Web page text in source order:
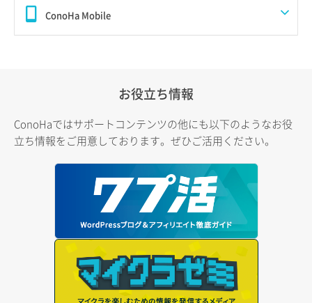
ConoHa Mobile
お役立ち情報
ConoHaではサポートコンテンツの他にも以下のようなお役
立ち情報をご用意しております。ぜひご活用ください。